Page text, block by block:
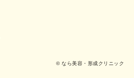
© なら美容・形成クリニック